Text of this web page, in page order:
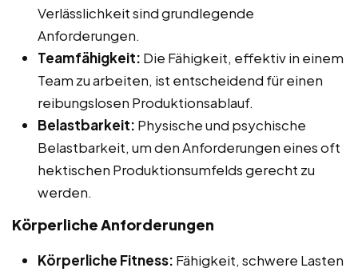
Verlässlichkeit sind grundlegende
Anforderungen.
Teamfähigkeit: Die Fähigkeit, effektiv in einem
Team zu arbeiten, ist entscheidend für einen
reibungslosen Produktionsablauf.
Belastbarkeit: Physische und psychische
Belastbarkeit, um den Anforderungen eines oft
hektischen Produktionsumfelds gerecht zu
werden.
Körperliche Anforderungen
Körperliche Fitness: Fähigkeit, schwere Lasten